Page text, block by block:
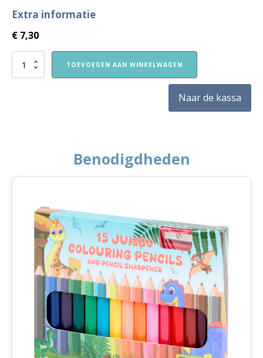
Extra informatie
€ 7,30
Nieuw!
TOEVOEGEN AAN WINKELWAGEN
Naar de kassa
Benodigdheden